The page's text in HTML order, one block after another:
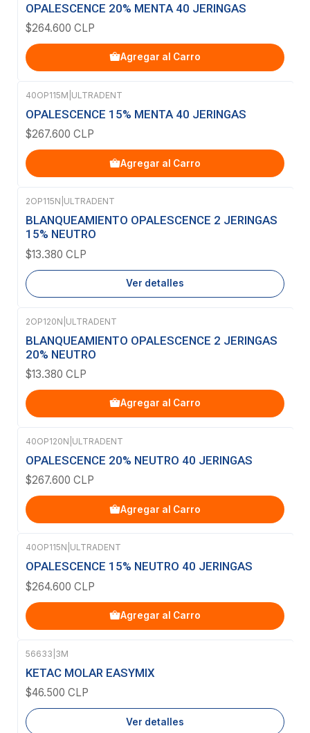
OPALESCENCE 20% MENTA 40 JERINGAS
$264.600 CLP
Agregar al Carro
40OP115M ULTRADENT
OPALESCENCE 15% MENTA 40 JERINGAS
$267.600 CLP
Agregar al Carro
Agotado
2OP115N ULTRADENT
BLANQUEAMIENTO OPALESCENCE 2 JERINGAS
15% NEUTRO
$13.380 CLP
Ver detalles
2OP120N ULTRADENT
BLANQUEAMIENTO OPALESCENCE 2 JERINGAS
20% NEUTRO
$13.380 CLP
Agregar al Carro
40OP120N ULTRADENT
OPALESCENCE 20% NEUTRO 40 JERINGAS
$267.600 CLP
Agregar al Carro
40OP115N ULTRADENT
OPALESCENCE 15% NEUTRO 40 JERINGAS
$264.600 CLP
Agregar al Carro
Agotado
56633 3M
KETAC MOLAR EASYMIX
$46.500 CLP
Ver detalles